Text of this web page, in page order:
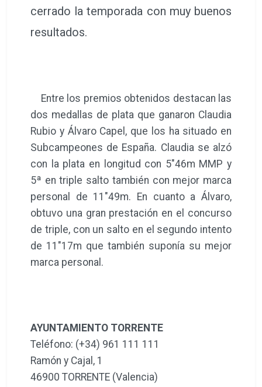
cerrado la temporada con muy buenos
resultados.
Entre los premios obtenidos destacan las
dos medallas de plata que ganaron Claudia
Rubio y Álvaro Capel, que los ha situado en
Subcampeones de España. Claudia se alzó
con la plata en longitud con 5"46m MMP y
5ª en triple salto también con mejor marca
personal de 11"49m. En cuanto a Álvaro,
obtuvo una gran prestación en el concurso
de triple, con un salto en el segundo intento
de 11"17m que también suponía su mejor
marca personal.
AYUNTAMIENTO TORRENTE
Teléfono: (+34) 961 111 111
Ramón y Cajal, 1
46900 TORRENTE (Valencia)